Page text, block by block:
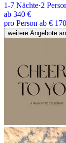
1-7 Nächte·2
ab 340 €
pro Person ab € 170
weitere Angebote